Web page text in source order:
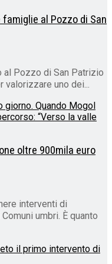
al Pozzo di San
al Pozzo di San Patrizio
valorizzare uno dei...
oltre 900mila euro
interventi di
umbri. È quanto